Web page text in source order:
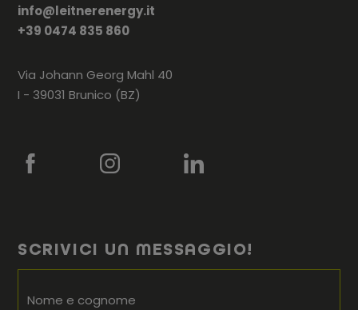
info@leitnerenergy.it
+39 0474 835 860
Via Johann Georg Mahl 40
I - 39031 Brunico (BZ)
SCRIVICI UN MESSAGGIO!
Nome e cognome